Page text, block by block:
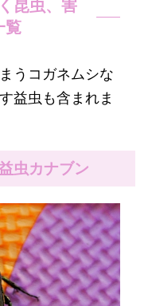
昆虫、害
覧
うコガネムシな
益虫も含まれま
虫カナブン